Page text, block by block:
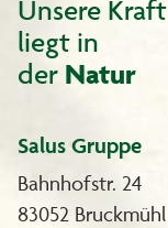
Unsere Kraft
liegt in
der Natur
Salus Gruppe
Bahnhofstr. 24
83052 Bruckmühl